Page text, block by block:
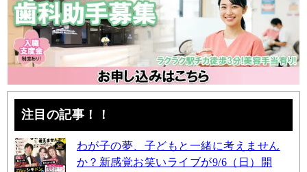
注目の記事！！
わが子の夢、子どもと一緒に考えません
か？新感覚お笑いライブが9/6（日）開